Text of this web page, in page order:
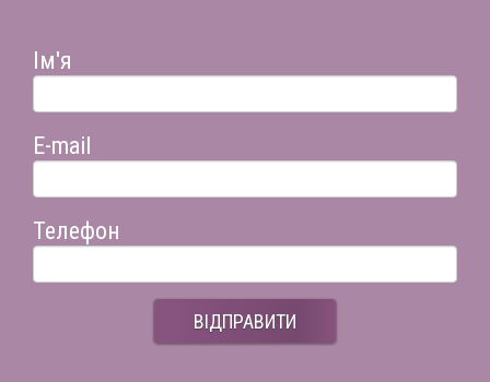
Ім'я
E-mail
Телефон
ВІДПРАВИТИ